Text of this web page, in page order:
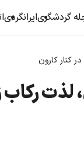
گردشگریایرانگردی
کنار کارون
لذت